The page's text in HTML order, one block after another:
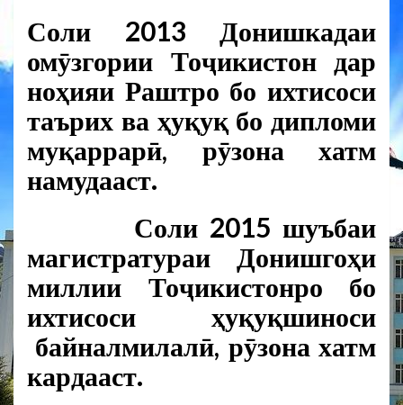
Соли 2013 Донишкадаи
омӯзгории Тоҷикистон дар
ноҳияи Раштро бо ихтисоси
таърих ва ҳуқуқ бо дипломи
муқаррарӣ, рӯзона хатм
намудааст.
Соли 2015 шуъбаи
магистратураи Донишгоҳи
миллии Тоҷикистонро бо
ихтисоси ҳуқуқшиноси
байналмилалӣ, рӯзона хатм
кардааст.